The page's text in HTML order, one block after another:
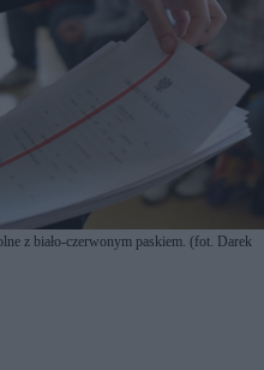
z biało-czerwonym paskiem. (fot. Darek